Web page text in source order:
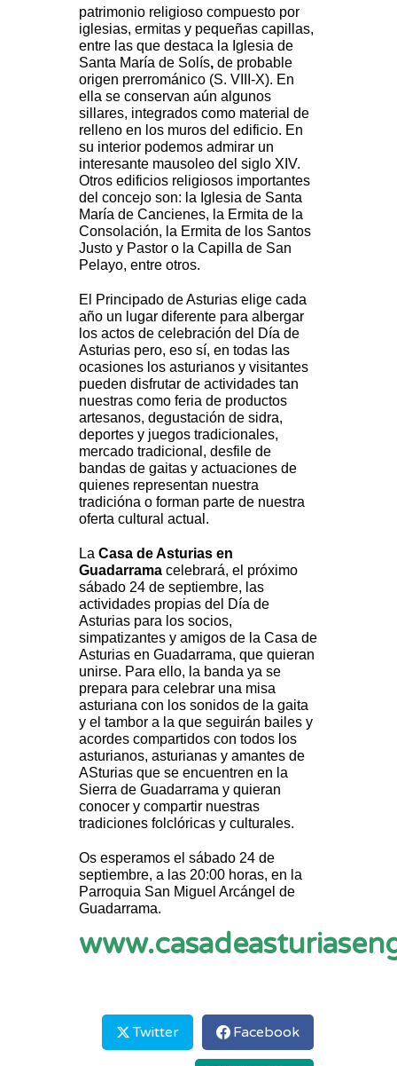
patrimonio religioso compuesto por
iglesias, ermitas y pequeñas capillas,
entre las que destaca la Iglesia de
Santa María de Solís, de probable
origen prerrománico (S. VIII-X). En
ella se conservan aún algunos
sillares, integrados como material de
relleno en los muros del edificio. En
su interior podemos admirar un
interesante mausoleo del siglo XIV.
Otros edificios religiosos importantes
del concejo son: la Iglesia de Santa
María de Cancienes, la Ermita de la
Consolación, la Ermita de los Santos
Justo y Pastor o la Capilla de San
Pelayo, entre otros.
El Principado de Asturias elige cada
año un lugar diferente para albergar
los actos de celebración del Día de
Asturias pero, eso sí, en todas las
ocasiones los asturianos y visitantes
pueden disfrutar de actividades tan
nuestras como feria de productos
artesanos, degustación de sidra,
deportes y juegos tradicionales,
mercado tradicional, desfile de
bandas de gaitas y actuaciones de
quienes representan nuestra
tradicióna o forman parte de nuestra
oferta cultural actual.
La Casa de Asturias en
Guadarrama celebrará, el próximo
sábado 24 de septiembre, las
actividades propias del Día de
Asturias para los socios,
simpatizantes y amigos de la Casa de
Asturias en Guadarrama, que quieran
unirse. Para ello, la banda ya se
prepara para celebrar una misa
asturiana con los sonidos de la gaita
y el tambor a la que seguirán bailes y
acordes compartidos con todos los
asturianos, asturianas y amantes de
ASturias que se encuentren en la
Sierra de Guadarrama y quieran
conocer y compartir nuestras
tradiciones folclóricas y culturales.
Os esperamos el sábado 24 de
septiembre, a las 20:00 horas, en la
Parroquia San Miguel Arcángel de
Guadarrama.
Twitter Facebook